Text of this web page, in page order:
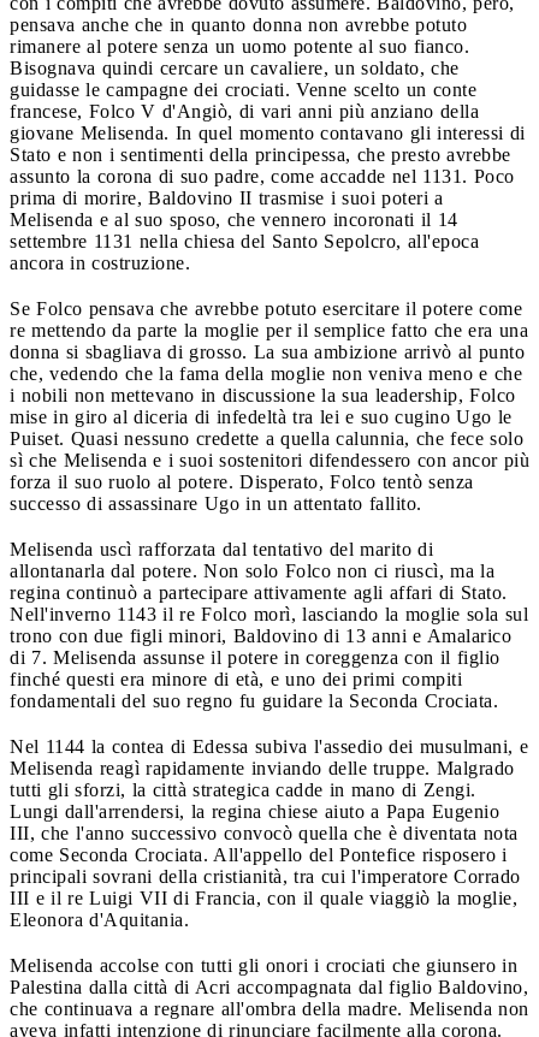
pensava anche che in quanto donna non avrebbe potuto
rimanere al potere senza un uomo potente al suo fianco.
Bisognava quindi cercare un cavaliere, un soldato, che
guidasse le campagne dei crociati. Venne scelto un conte
francese, Folco V d'Angiò, di vari anni più anziano della
giovane Melisenda. In quel momento contavano gli interessi di
Stato e non i sentimenti della principessa, che presto avrebbe
assunto la corona di suo padre, come accadde nel 1131. Poco
prima di morire, Baldovino II trasmise i suoi poteri a
Melisenda e al suo sposo, che vennero incoronati il 14
settembre 1131 nella chiesa del Santo Sepolcro, all'epoca
ancora in costruzione.
Se Folco pensava che avrebbe potuto esercitare il potere come
re mettendo da parte la moglie per il semplice fatto che era una
donna si sbagliava di grosso. La sua ambizione arrivò al punto
che, vedendo che la fama della moglie non veniva meno e che
i nobili non mettevano in discussione la sua leadership, Folco
mise in giro al diceria di infedeltà tra lei e suo cugino Ugo le
Puiset. Quasi nessuno credette a quella calunnia, che fece solo
sì che Melisenda e i suoi sostenitori difendessero con ancor più
forza il suo ruolo al potere. Disperato, Folco tentò senza
successo di assassinare Ugo in un attentato fallito.
Melisenda uscì rafforzata dal tentativo del marito di
allontanarla dal potere. Non solo Folco non ci riuscì, ma la
regina continuò a partecipare attivamente agli affari di Stato.
Nell'inverno 1143 il re Folco morì, lasciando la moglie sola sul
trono con due figli minori, Baldovino di 13 anni e Amalarico
di 7. Melisenda assunse il potere in coreggenza con il figlio
finché questi era minore di età, e uno dei primi compiti
fondamentali del suo regno fu guidare la Seconda Crociata.
Nel 1144 la contea di Edessa subiva l'assedio dei musulmani, e
Melisenda reagì rapidamente inviando delle truppe. Malgrado
tutti gli sforzi, la città strategica cadde in mano di Zengi.
Lungi dall'arrendersi, la regina chiese aiuto a Papa Eugenio
III, che l'anno successivo convocò quella che è diventata nota
come Seconda Crociata. All'appello del Pontefice risposero i
principali sovrani della cristianità, tra cui l'imperatore Corrado
III e il re Luigi VII di Francia, con il quale viaggiò la moglie,
Eleonora d'Aquitania.
Melisenda accolse con tutti gli onori i crociati che giunsero in
Palestina dalla città di Acri accompagnata dal figlio Baldovino,
che continuava a regnare all'ombra della madre. Melisenda non
aveva infatti intenzione di rinunciare facilmente alla corona.